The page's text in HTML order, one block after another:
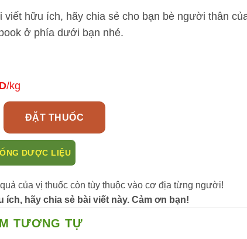
viết hữu ích, hãy chia sẻ cho bạn bè người thân
ở phía dưới bạn nhé.
/kg
trị bệnh dạ dày, đường ruột, đau nhức xương khớp rất
ĐẶT THUỐC
DƯỢC LIỆU
của vị thuốc còn tùy thuộc vào cơ địa từng người!
ích, hãy chia sẻ bài viết này. Cảm ơn bạn!
TƯƠNG TỰ